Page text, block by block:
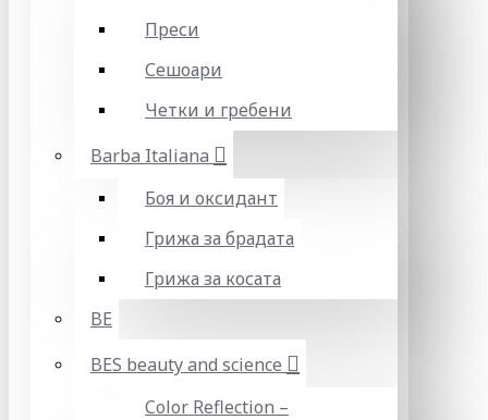
Преси
Сешоари
Четки и гребени
Barba Italiana
Боя и оксидант
Грижа за брадата
Грижа за косата
BE
BES beauty and science
Color Reflection –